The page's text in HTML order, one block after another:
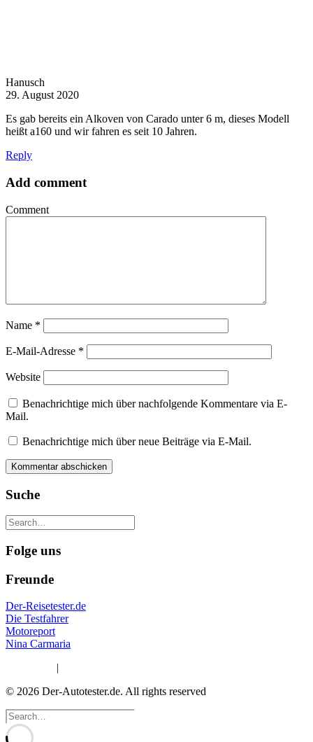
Hanusch
29. August 2020
Es gab bereits ein Alkoven von Carado unter 6 m, dieses Modell
heißt a160 und wir fahren es seit 10 Jahren.
Reply
Add comment
Comment
Name *
E-Mail-Adresse *
Website
Benachrichtige mich über nachfolgende Kommentare via E-
Mail.
Benachrichtige mich über neue Beiträge via E-Mail.
Suche
Folge uns
Freunde
Der-Reisetester.de
Die Testfahrer
Motoreport
Nina Carmaria
|
© 2026 Der-Autotester.de. All rights reserved